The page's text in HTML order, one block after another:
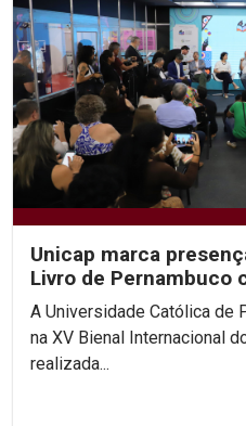
Unicap marca
Livro de Pernambuco
diversificada
A Universidade Católica de
na XV Bienal Internacional
realizada...